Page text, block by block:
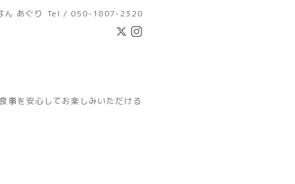
ん あぐり Tel / 050-1807-2320
事を安心してお楽しみいただける